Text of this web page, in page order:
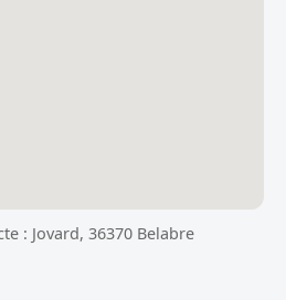
: Jovard, 36370 Belabre